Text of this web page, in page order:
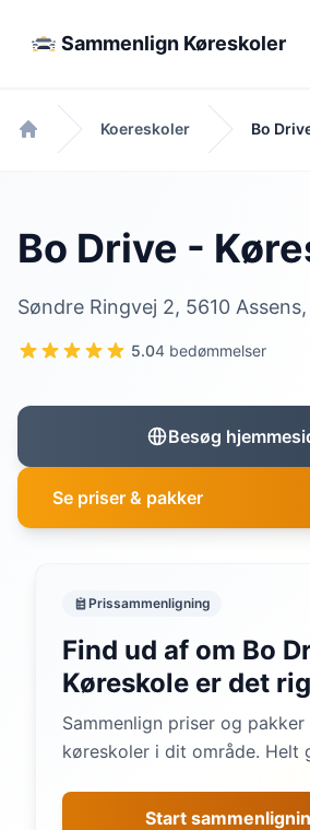
Sammenlign Køreskoler
Forside
Koereskoler Bo
Bo Drive -
Søndre Ringvej 2, 5610
5.04 bedømmelser
Besøg
Se priser & pakker
Prissammenligning
Find ud af om Bo
Køreskole er det
Sammenlign priser og pakker
køreskoler i dit område. Helt
Start